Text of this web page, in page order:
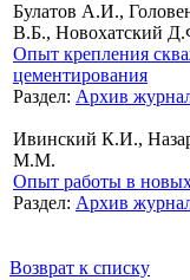
Булатов А.И.,
В.Б., Новохатский
Опыт крепления
цементирования
Раздел: Архив
Ивинский К.И.,
М.М.
Опыт работы в
Раздел: Архив
Возврат к списку